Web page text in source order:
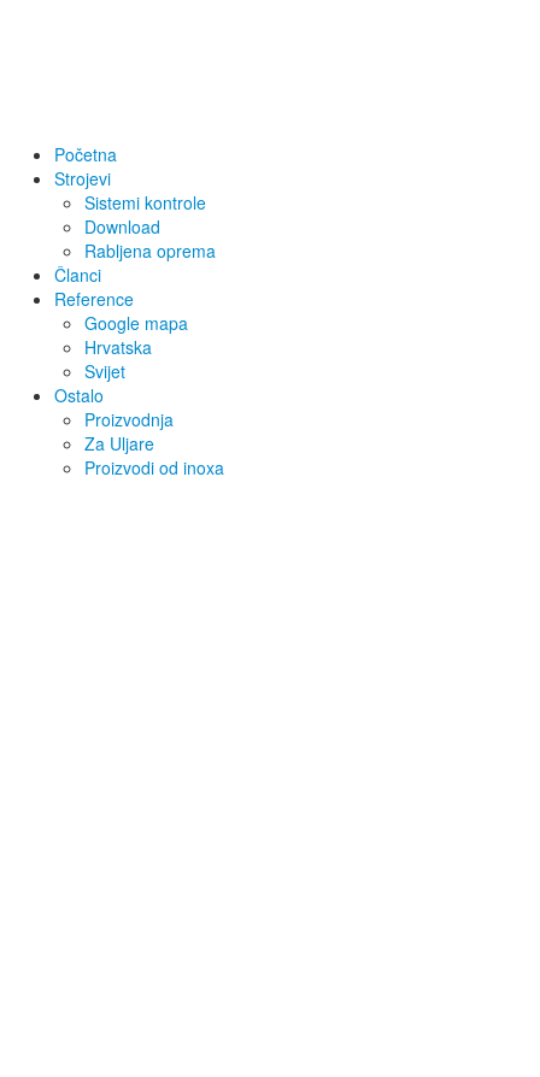
Početna
Strojevi
Sistemi kontrole
Download
Rabljena oprema
Članci
Reference
Google mapa
Hrvatska
Svijet
Ostalo
Proizvodnja
Za Uljare
Proizvodi od inoxa